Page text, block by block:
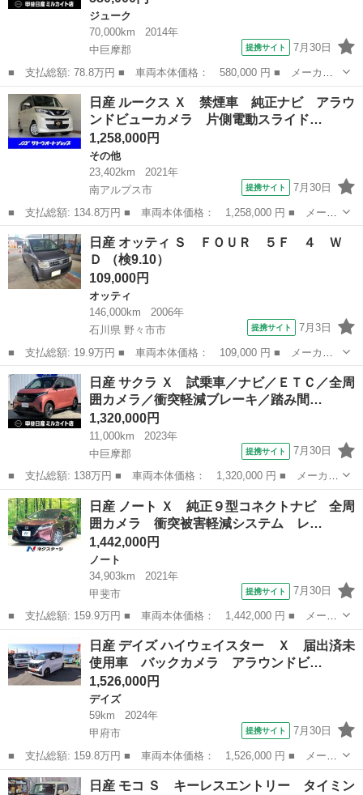
ジューク
70,000km
2014年
中巨摩郡
提携サイト 7月30日
■ 支払総額: 78.8万円 ■ 車両本体価格： 580,000 円 ■ メーカー
名： 日産 ■ 車種名： ジューク ■ グレード名： １５ＲＸ タ
イプＶ １．５ １５ＲＸ タイプＶＡＢＳ／横滑り防止装置／社外
ナビ／ｂｌｕ...
山梨 中巨摩郡 ジューク
日産 ルークス Ｘ 禁煙車 純正ナビ アラウ
ンドビューカメラ 片側電動スライド…
1,258,000円
その他
23,402km
2021年
南アルプス市
提携サイト 7月30日
■ 支払総額: 134.8万円 ■ 車両本体価格： 1,258,000 円 ■ メーカ
ー名： 日産 ■ 車種名： ルークス ■ グレード名： Ｘ 禁煙
車 純正ナビ アラウンドビューカメラ 片側電動スライドドア 前
後ドラレコ...
山梨 南アルプス市
日産 オッティ Ｓ ＦＯＵＲ ５Ｆ ４ Ｗ
Ｄ （検9.10）
109,000円
オッティ
146,000km
2006年
石川県 野々市市
提携サイト 7月3日
■ 支払総額: 19.9万円 ■ 車両本体価格： 109,000 円 ■ メーカー
名： 日産 ■ 車種名： オッティ ■ グレード名： Ｓ ＦＯＵ
Ｒ ５Ｆ ４ Ｗ Ｄ ■ 排気量： 660cc ■ ドア枚数： 5D ■
ミ...
石川 野々市市 オッティ
日産 サクラ Ｘ 試乗車／ナビ／ＥＴＣ／全周
囲カメラ／衝突軽減ブレーキ／踏み間…
1,320,000円
11,000km
2023年
中巨摩郡
提携サイト 7月30日
■ 支払総額: 138万円 ■ 車両本体価格： 1,320,000 円 ■ メーカー
名： 日産 ■ 車種名： サクラ ■ グレード名： Ｘ 試乗車／ナ
ビ／ＥＴＣ／全周囲カメラ／衝突軽減ブレーキ／踏み間違い防止装置
／横滑り防...
山梨 中巨摩郡
日産 ノート Ｘ 純正９型コネクトナビ 全周
囲カメラ 衝突被害軽減システム レ…
1,442,000円
ノート
34,903km
2021年
甲斐市
提携サイト 7月30日
■ 支払総額: 159.9万円 ■ 車両本体価格： 1,442,000 円 ■ メーカ
ー名： 日産 ■ 車種名： ノート ■ グレード名： Ｘ 純正９型
コネクトナビ 全周囲カメラ 衝突被害軽減システム レーダークル
ーズ コ...
甲斐市 ノート
日産 デイズ ハイウェイスター Ｘ 届出済未
使用車 バックカメラ アラウンドビ…
1,526,000円
デイズ
59km
2024年
甲府市
提携サイト 7月30日
■ 支払総額: 159.8万円 ■ 車両本体価格： 1,526,000 円 ■ メーカ
ー名： 日産 ■ 車種名： デイズ ■ グレード名： ハイウェイス
ター Ｘ 届出済未使用車 バックカメラ アラウンドビューモニタ
山梨 甲府市 デイズ
日産 モコ Ｓ キーレスエントリー タイミン